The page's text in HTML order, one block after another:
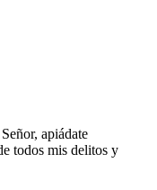
apiádate
todos mis delitos y